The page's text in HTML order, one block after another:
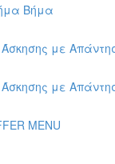
Βήμα
Άσκησης με
Άσκησης με
MENU